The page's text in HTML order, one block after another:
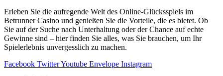
Erleben Sie die aufregende Welt des Online-Glücksspiels im
Betrunner Casino und genießen Sie die Vorteile, die es bietet. Ob
Sie auf der Suche nach Unterhaltung oder der Chance auf echte
Gewinne sind – hier finden Sie alles, was Sie brauchen, um Ihr
Spielerlebnis unvergesslich zu machen.
Facebook TwitterYoutube Envelope Instagram